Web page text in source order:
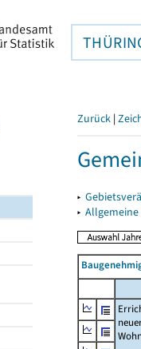
Zurück |
▸
▸